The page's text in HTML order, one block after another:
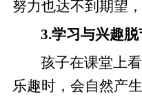
努力也达不到期望
3.学习与兴趣脱
孩子在课堂上
乐趣时，会自然产